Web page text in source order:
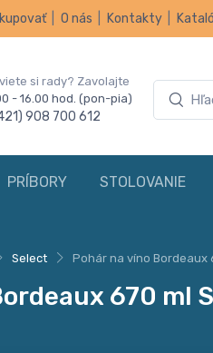
O nás Kontakty
si rady? Zavolajte
- 16.00 hod. (pon-pia)
908 700 612
PRÍBORY STOLOVANIE
Select Pohár na víno Bordeaux
670 ml